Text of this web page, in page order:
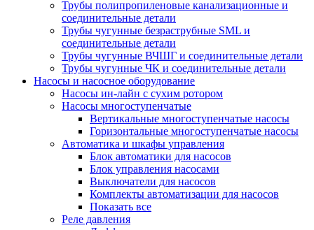
Трубы полипропиленовые канализационные и
соединительные детали
Трубы чугунные безраструбные SML и
соединительные детали
Трубы чугунные ВЧШГ и соединительные детали
Трубы чугунные ЧК и соединительные детали
Насосы и насосное оборудование
Насосы ин-лайн с сухим ротором
Насосы многоступенчатые
Вертикальные многоступенчатые насосы
Горизонтальные многоступенчатые насосы
Автоматика и шкафы управления
Блок автоматики для насосов
Блок управления насосами
Выключатели для насосов
Комплекты автоматизации для насосов
Показать все
Реле давления